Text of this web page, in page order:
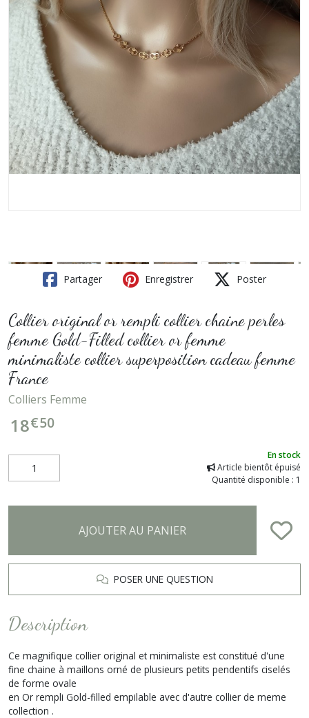
Partager Enregistrer Poster
Collier original or rempli collier chaine perles
femme Gold-Filled collier or femme
minimaliste collier superposition cadeau femme
France
Colliers Femme
18€50
En stock
Article bientôt épuisé
Quantité disponible : 1
AJOUTER AU PANIER
POSER UNE QUESTION
Description
Ce magnifique collier original et minimaliste est constitué d'une
fine chaine à maillons orné de plusieurs petits pendentifs ciselés
de forme ovale
en Or rempli Gold-filled empilable avec d'autre collier de meme
collection .